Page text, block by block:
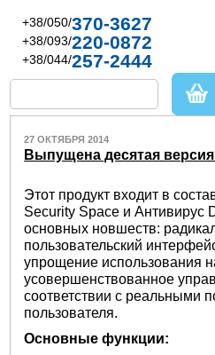
+38/050/370-3627
+38/093/220-0872
+38/044/257-2444
27 ОКТЯБРЯ 2014
Выпущена десятая
Этот продукт входит в
Security Space и Антивирус
основных новшеств:
пользовательский
упрощение использования
усовершенствованное
соответствии с реальными
пользователя.
Основные функции: